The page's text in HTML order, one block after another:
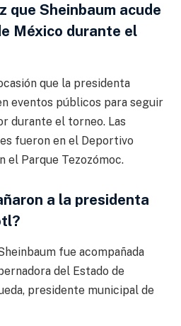
que Sheinbaum acude
México durante el
que la presidenta
eventos públicos para seguir
durante el torneo. Las
fueron en el Deportivo
el Parque Tezozómoc.
a la presidenta
fue acompañada
del Estado de
presidente municipal de